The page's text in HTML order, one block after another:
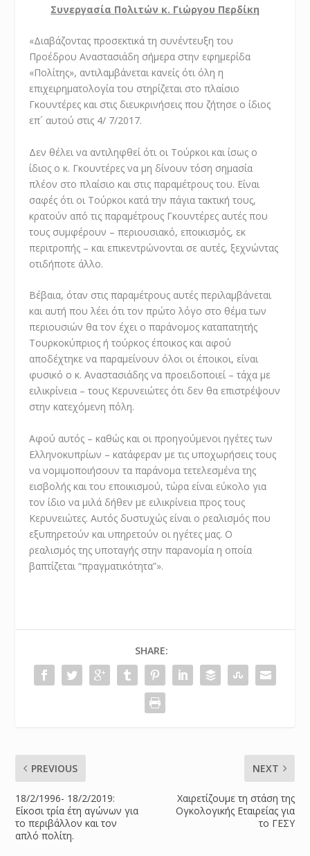
Συνεργασία Πολιτών κ. Γιώργου Περδίκη
«Διαβάζοντας προσεκτικά τη συνέντευξη του
Προέδρου Αναστασιάδη σήμερα στην εφημερίδα
«Πολίτης», αντιλαμβάνεται κανείς ότι όλη η
επιχειρηματολογία του στηρίζεται στο πλαίσιο
Γκουντέρες και στις διευκρινήσεις που ζήτησε ο ίδιος
επ´ αυτού στις 4/ 7/2017.
Δεν θέλει να αντιληφθεί ότι οι Τούρκοι και ίσως ο
ίδιος ο κ. Γκουντέρες να μη δίνουν τόση σημασία
πλέον στο πλαίσιο και στις παραμέτρους του. Είναι
σαφές ότι οι Τούρκοι κατά την πάγια τακτική τους,
κρατούν από τις παραμέτρους Γκουντέρες αυτές που
τους συμφέρουν – περιουσιακό, εποικισμός, εκ
περιτροπής – και επικεντρώνονται σε αυτές, ξεχνώντας
οτιδήποτε άλλο.
Βέβαια, όταν στις παραμέτρους αυτές περιλαμβάνεται
και αυτή που λέει ότι τον πρώτο λόγο στο θέμα των
περιουσιών θα τον έχει ο παράνομος καταπατητής
Τουρκοκύπριος ή τούρκος έποικος και αφού
αποδέχτηκε να παραμείνουν όλοι οι έποικοι, είναι
φυσικό ο κ. Αναστασιάδης να προειδοποιεί – τάχα με
ειλικρίνεια – τους Κερυνειώτες ότι δεν θα επιστρέψουν
στην κατεχόμενη πόλη.
Αφού αυτός – καθώς και οι προηγούμενοι ηγέτες των
Ελληνοκυπρίων – κατάφεραν με τις υποχωρήσεις τους
να νομιμοποιήσουν τα παράνομα τετελεσμένα της
εισβολής και του εποικισμού, τώρα είναι εύκολο για
τον ίδιο να μιλά δήθεν με ειλικρίνεια προς τους
Κερυνειώτες. Αυτός δυστυχώς είναι ο ρεαλισμός που
εξυπηρετούν και υπηρετούν οι ηγέτες μας. Ο
ρεαλισμός της υποταγής στην παρανομία η οποία
βαπτίζεται “πραγματικότητα”».
SHARE:
PREVIOUS
18/2/1996- 18/2/2019:
Είκοσι τρία έτη αγώνων για
το περιβάλλον και τον
απλό πολίτη.
NEXT
Χαιρετίζουμε τη στάση της
Ογκολογικής Εταιρείας για
το ΓΕΣΥ